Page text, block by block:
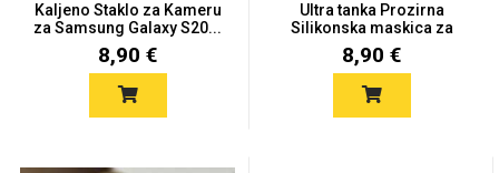
Kaljeno Staklo za Kameru
za Samsung Galaxy S20...
8,90 €
Ultra tanka Prozirna
Silikonska maskica za
Sam...
8,90 €
Mandale / Cvjetni
motivi
Citati & Stihovi